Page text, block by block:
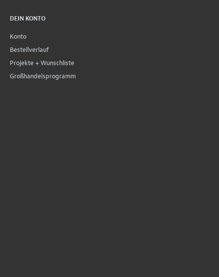
DEIN KONTO
Konto
Bestellverlauf
Projekte + Wunschliste
Großhandelsprogramm